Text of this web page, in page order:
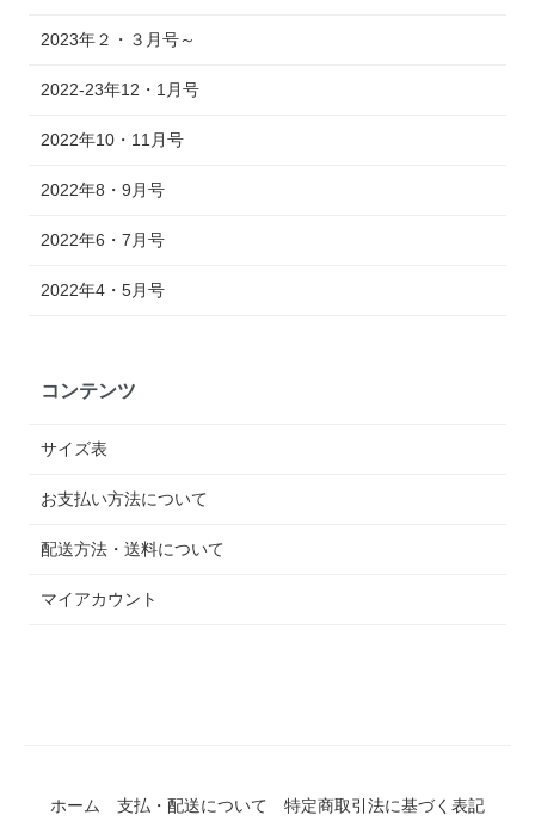
2023年２・３月号～
2022-23年12・1月号
2022年10・11月号
2022年8・9月号
2022年6・7月号
2022年4・5月号
コンテンツ
サイズ表
お支払い方法について
配送方法・送料について
マイアカウント
ホーム 支払・配送について 特定商取引法に基づく表記